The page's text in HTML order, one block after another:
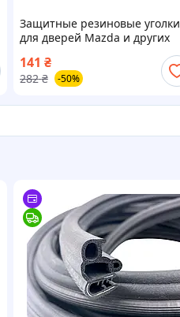
Защитные резиновые уголки
для дверей Mazda и других
предотвращения
повреждений кузова
141 ₴
282 ₴ -50%